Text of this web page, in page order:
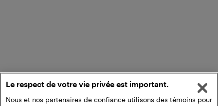
Le respect de votre vie privée est important.
Nous et nos partenaires de confiance utilisons des témoins pour